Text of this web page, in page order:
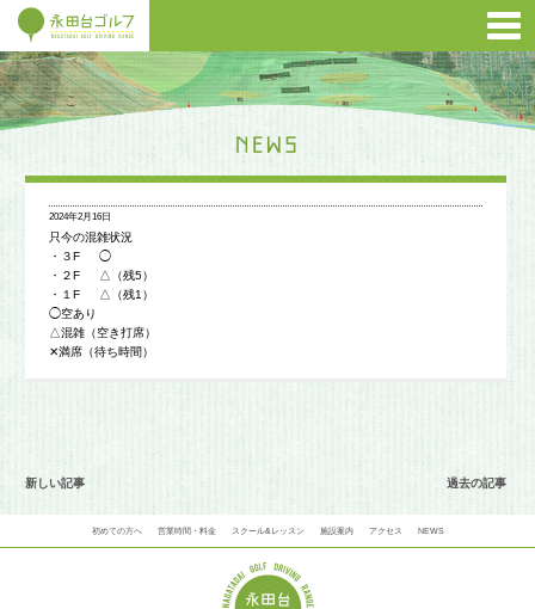
2024年2月16日
只今の混雑状況
・３F ◯
・２F △（残5）
・１F △（残1）
◯空あり
△混雑（空き打席）
✕満席（待ち時間）
新しい記事 過去の記事
初めての方へ 営業時間・料金 スクール&レッスン 施設案内 アクセス NEWS